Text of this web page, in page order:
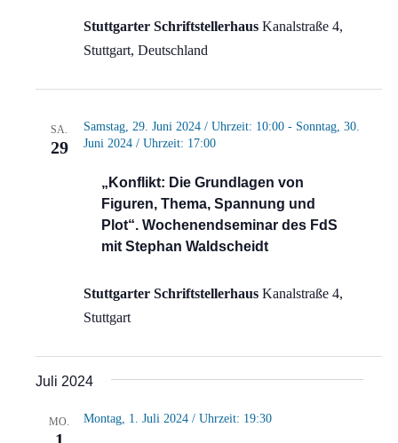
Stuttgarter Schriftstellerhaus Kanalstraße 4,
Stuttgart, Deutschland
SA.
29
„Konflikt: Die Grundlagen von
Figuren, Thema, Spannung und
Plot“. Wochenendseminar des FdS
mit Stephan Waldscheidt
Samstag, 29. Juni 2024 / Uhrzeit: 10:00- Sonntag, 30.
Juni 2024 / Uhrzeit: 17:00
Stuttgarter Schriftstellerhaus Kanalstraße 4,
Stuttgart
Juli 2024
MO. Montag, 1. Juli 2024 / Uhrzeit: 19:30